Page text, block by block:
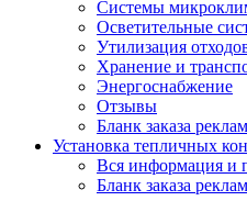
Системы
Осветительные
Утилизация
Хранение и
Энергоснабжение
Отзывы
Бланк заказа
Установка тепличных
Вся информация и
Бланк заказа